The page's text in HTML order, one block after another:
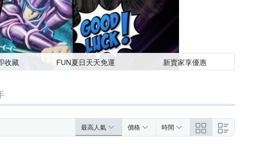
收藏 FUN夏日天天免運 新賣家享優惠
最高人氣 價格 時間